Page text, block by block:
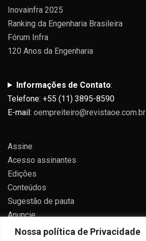
Nossa política de Privacidade
Inovainfra 2025
Ranking da Engenharia Brasileira
Fórum Infra
120 Anos da Engenharia
Informações de Contato:
Telefone: +55 (11) 3895-8590
E-mail: oempreiteiro@revistaoe.com.br
Assine
Acesso assinantes
Edições
Conteúdos
Sugestão de pauta
Anuncie
Contato